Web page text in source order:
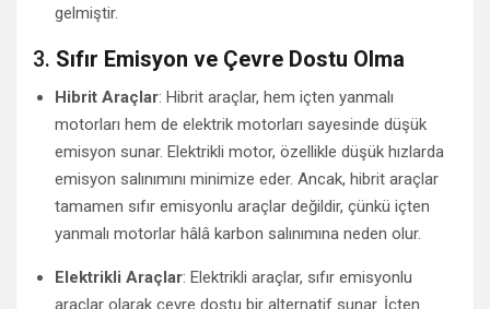
gelmiştir.
3. Sıfır Emisyon ve Çevre Dostu Olma
Hibrit Araçlar: Hibrit araçlar, hem içten yanmalı
motorları hem de elektrik motorları sayesinde düşük
emisyon sunar. Elektrikli motor, özellikle düşük hızlarda
emisyon salınımını minimize eder. Ancak, hibrit araçlar
tamamen sıfır emisyonlu araçlar değildir, çünkü içten
yanmalı motorlar hâlâ karbon salınımına neden olur.
Elektrikli Araçlar: Elektrikli araçlar, sıfır emisyonlu
araçlar olarak çevre dostu bir alternatif sunar. İçten